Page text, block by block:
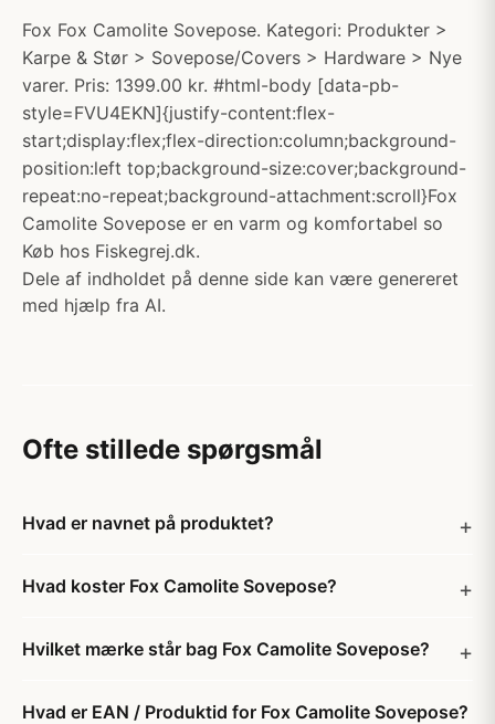
Fox Fox Camolite Sovepose. Kategori: Produkter >
Karpe & Stør > Sovepose/Covers > Hardware > Nye
varer. Pris: 1399.00 kr. #html-body [data-pb-
style=FVU4EKN]{justify-content:flex-
start;display:flex;flex-direction:column;background-
position:left top;background-size:cover;background-
repeat:no-repeat;background-attachment:scroll}Fox
Camolite Sovepose er en varm og komfortabel so
Køb hos Fiskegrej.dk.
Dele af indholdet på denne side kan være genereret
med hjælp fra AI.
Ofte stillede spørgsmål
Hvad er navnet på produktet?
Hvad koster Fox Camolite Sovepose?
Hvilket mærke står bag Fox Camolite Sovepose?
Hvad er EAN / Produktid for Fox Camolite Sovepose?